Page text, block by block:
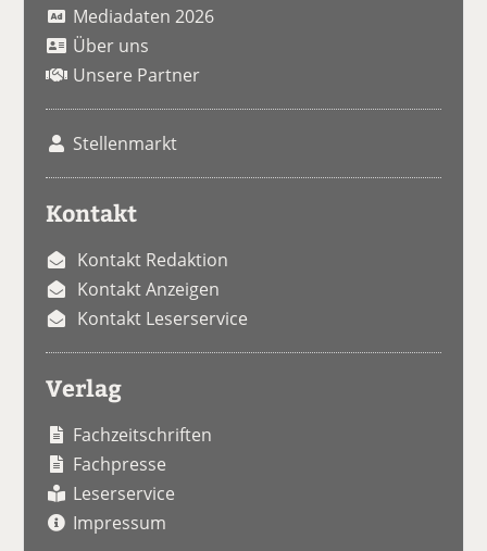
Mediadaten 2026
Über uns
Unsere Partner
Stellenmarkt
Kontakt
Kontakt Redaktion
Kontakt Anzeigen
Kontakt Leserservice
Verlag
Fachzeitschriften
Fachpresse
Leserservice
Impressum